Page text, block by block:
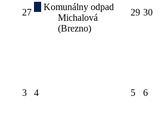
27
Komunálny odpad
Michalová
(Brezno)
29 30
3 4 5 6